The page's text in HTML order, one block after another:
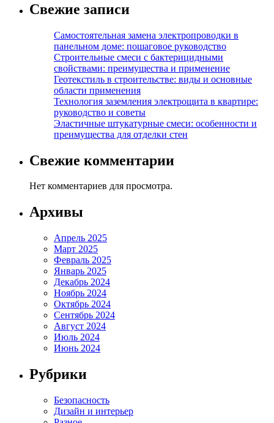
Свежие записи
Самостоятельная замена электропроводки в
панельном доме: пошаговое руководство
Строительные смеси с бактерицидными
свойствами: преимущества и применение
Геотекстиль в строительстве: виды и основные
области применения
Технология заземления электрощита в квартире:
руководство и советы
Эластичные штукатурные смеси: особенности и
преимущества для отделки стен
Свежие комментарии
Нет комментариев для просмотра.
Архивы
Апрель 2025
Март 2025
Февраль 2025
Январь 2025
Декабрь 2024
Ноябрь 2024
Октябрь 2024
Сентябрь 2024
Август 2024
Июль 2024
Июнь 2024
Рубрики
Безопасность
Дизайн и интерьер